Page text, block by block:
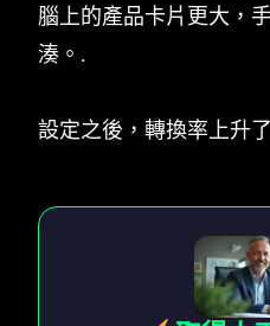
腦上的產品卡片更大，
湊。.
設定之後，轉換率上升